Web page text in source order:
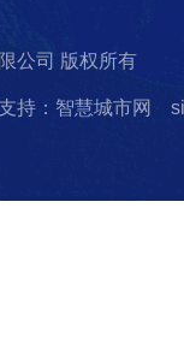
公司 版权所有
持：智慧城市网